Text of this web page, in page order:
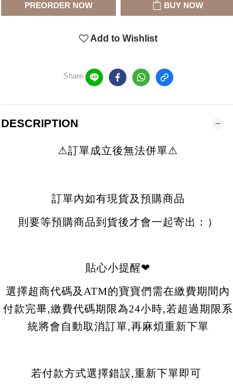
PREORDER NOW BUY NOW
Add to Wishlist
Share
DESCRIPTION
⚠訂單成立後無法併單⚠
訂單內如有現貨及預購商品
則要等預購商品到貨後才會一起寄出：）
貼心小提醒❤
選擇超商代碼及ATM的寶寶們需在繳費期間內
付款完畢,繳費代碼期限為24小時,若超過期限系
統將會自動取消訂單,再麻煩重新下單
若付款方式選擇錯誤,重新下單即可